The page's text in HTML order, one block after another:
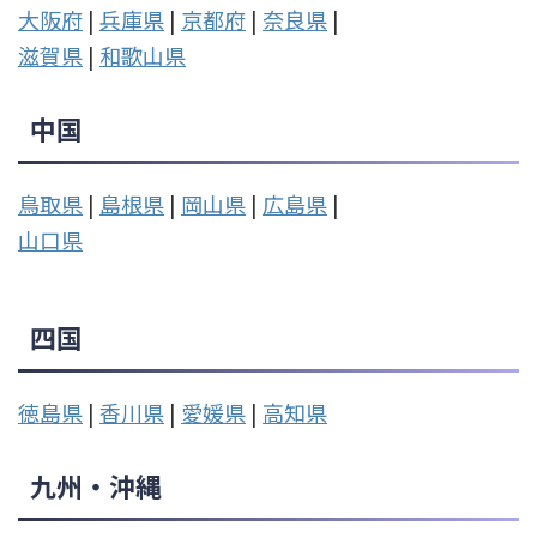
大阪府 | 兵庫県 | 京都府 | 奈良県 |
滋賀県 | 和歌山県
中国
鳥取県 | 島根県 | 岡山県 | 広島県 |
山口県
四国
徳島県 | 香川県 | 愛媛県 | 高知県
九州・沖縄